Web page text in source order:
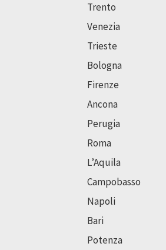
Trento
Venezia
Trieste
Bologna
Firenze
Ancona
Perugia
Roma
L’Aquila
Campobasso
Napoli
Bari
Potenza